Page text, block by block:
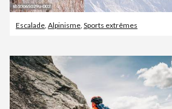
Escalade, Alpinisme, Sports extrêmes